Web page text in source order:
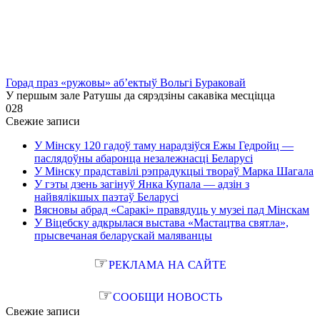
Горад праз «ружовы» аб’ектыў Вольгі Бураковай
У першым зале Ратушы да сярэдзіны сакавіка месціцца
028
Свежие записи
У Мінску 120 гадоў таму нарадзіўся Ежы Гедройц —
паслядоўны абаронца незалежнасці Беларусі
У Мінску прадставілі рэпрадукцыі твораў Марка Шагала
У гэты дзень загінуў Янка Купала — адзін з
найвялікшых паэтаў Беларусі
Вясновы абрад «Саракі» правядуць у музеі пад Мінскам
У Віцебску адкрылася выстава «Мастацтва святла»,
прысвечаная беларускай маляванцы
☞РЕКЛАМА НА САЙТЕ
☞СООБЩИ НОВОСТЬ
Свежие записи